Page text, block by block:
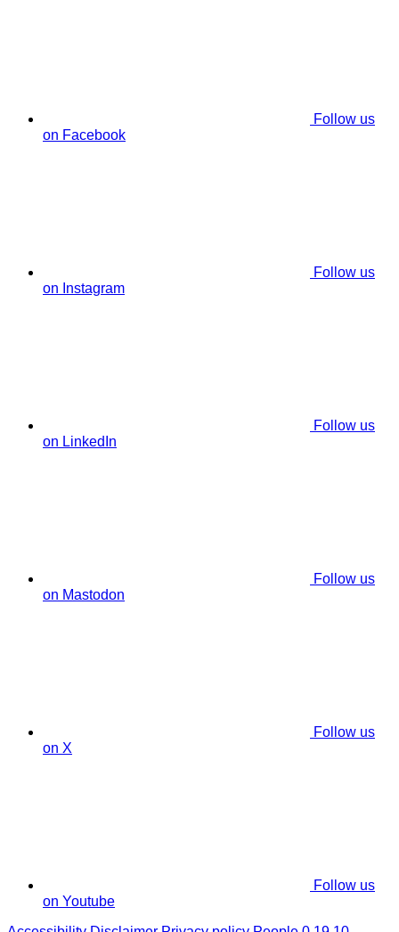
Follow us
on Facebook
Follow us
on Instagram
Follow us
on LinkedIn
Follow us
on Mastodon
Follow us
on X
Follow us
on Youtube